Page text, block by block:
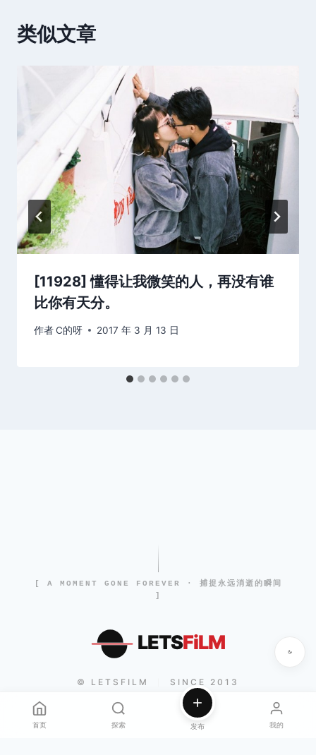
类似文章
[11928] 懂得让我微笑的人，再没有谁
比你有天分。
作者C的呀 2017 年 3 月 13 日
[ A MOMENT GONE FOREVER · 捕捉永远消逝的瞬间
]
LETSFiLM
© LETSFILM SINCE 2013
首页 探索 发布 我的